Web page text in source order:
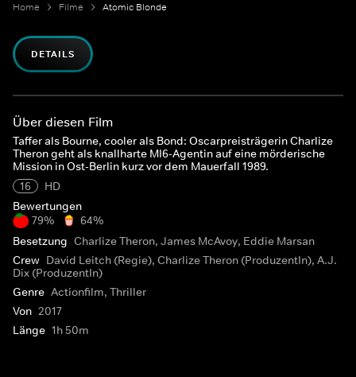
Home Filme Atomic Blonde
DETAILS
Über diesen Film
Taffer als Bourne, cooler als Bond: Oscarpreisträgerin Charlize
Theron geht als knallharte MI6-Agentin auf eine mörderische
Mission in Ost-Berlin kurz vor dem Mauerfall 1989.
16
HD
Bewertungen
79%
64%
Besetzung Charlize Theron, James McAvoy, Eddie Marsan
Crew David Leitch (Regie), Charlize Theron (ProduzentIn), A.J.
Dix (ProduzentIn)
Genre Actionfilm, Thriller
Von 2017
Länge 1h 50m